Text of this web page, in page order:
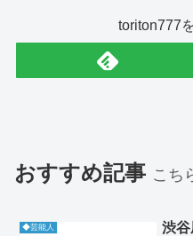
toriton777
おすすめ記事 こち
◆芸能人
渋